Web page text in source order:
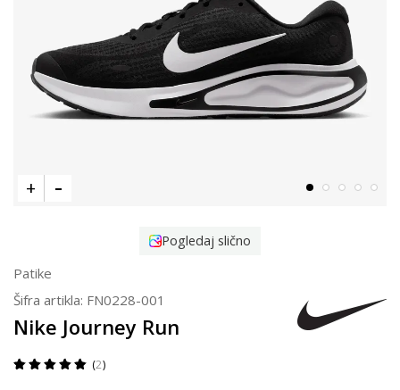
Pogledaj slično
Patike
Šifra artikla: FN0228-001
Nike Journey Run
2